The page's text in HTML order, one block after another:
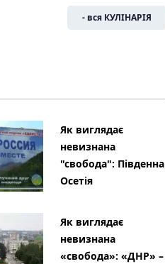
- вся КУЛІНАРІЯ
Як виглядає
невизнана
"свобода": Південна
Осетія
Як виглядає
невизнана
«свобода»: «ДНР» –